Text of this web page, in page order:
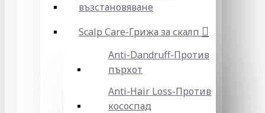
възстановяване
Scalp Care-Грижа за скалп
Anti-Dandruff-Против
пърхот
Anti-Hair Loss-Против
кососпад